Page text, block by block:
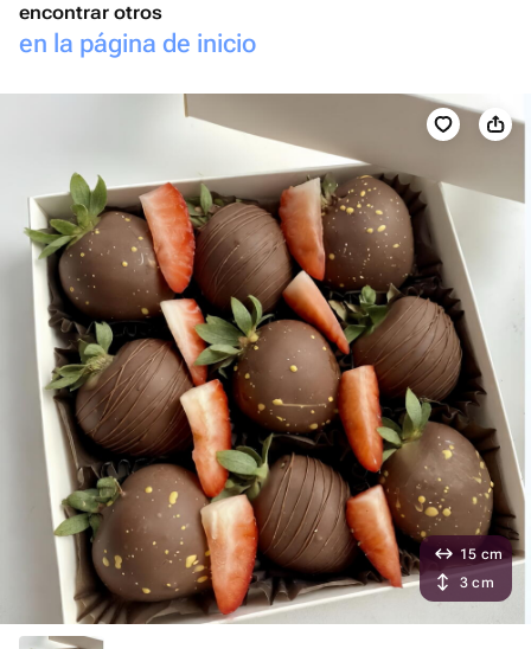
encontrar otros
en la página de inicio
15 cm
3 cm